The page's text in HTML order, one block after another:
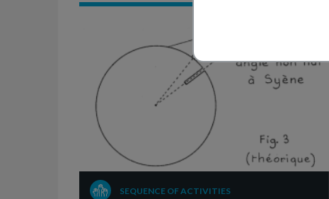
SEQUENCE OF ACTIVITIES